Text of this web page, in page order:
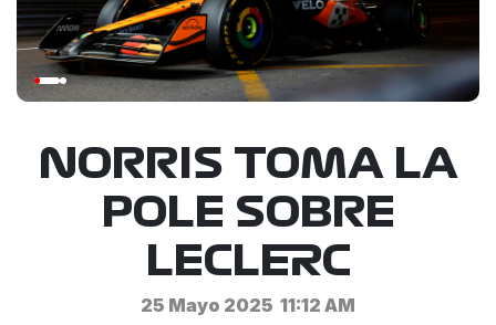
NORRIS TOMA LA
POLE SOBRE
LECLERC
25 Mayo 2025 11:12 AM